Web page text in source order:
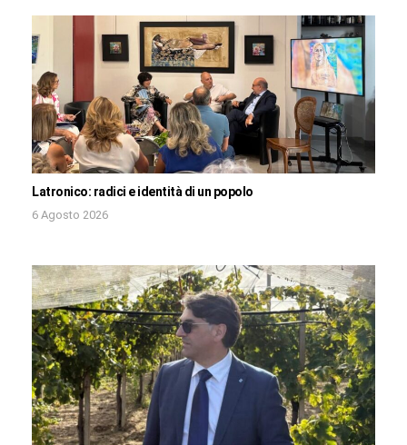
Latronico: radici e identità di un popolo
6 Agosto 2026